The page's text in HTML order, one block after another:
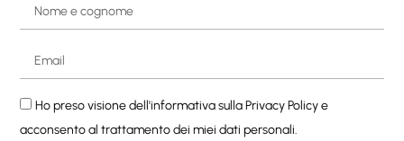
Ho preso visione dell'informativa sullaPrivacy Policye
acconsento al trattamento dei miei dati personali.